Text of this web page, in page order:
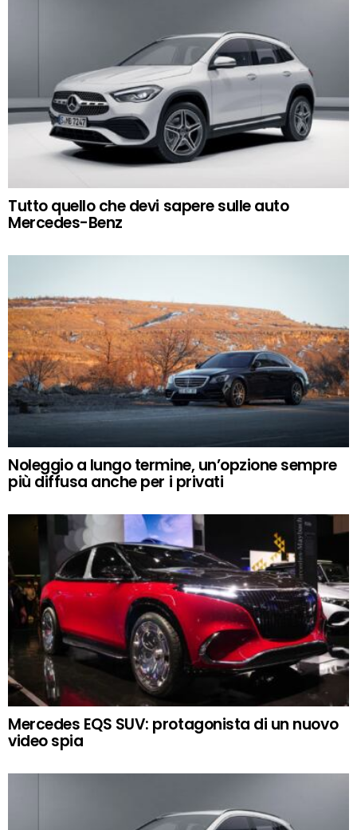
Tutto quello che devi sapere sulle auto
Mercedes-Benz
Noleggio a lungo termine, un’opzione sempre
più diffusa anche per i privati
Mercedes EQS SUV: protagonista di un nuovo
video spia